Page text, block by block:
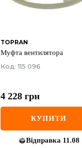
TOPRAN
Муфта вентилятора
Код: 115 096
4 228 грн
КУПИТИ
Відправка 11.08